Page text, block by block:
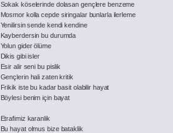
Sokak köselerinde dolasan gençlere benzeme
Mosmor kolla cepde siringalar bunlarla ilerleme
Yenilirsin sende kendi kendine
Kayberdersin bu durumda
Yolun gider ölüme
Dikis gibi isler
Esir alir seni bu pislik
Gençlerin hali zaten kritik
Frikik iste bu kadar basit olabilir hayat
Böylesi benim için bayat
Etrafimiz karanlik
Bu hayat olmus bize bataklik